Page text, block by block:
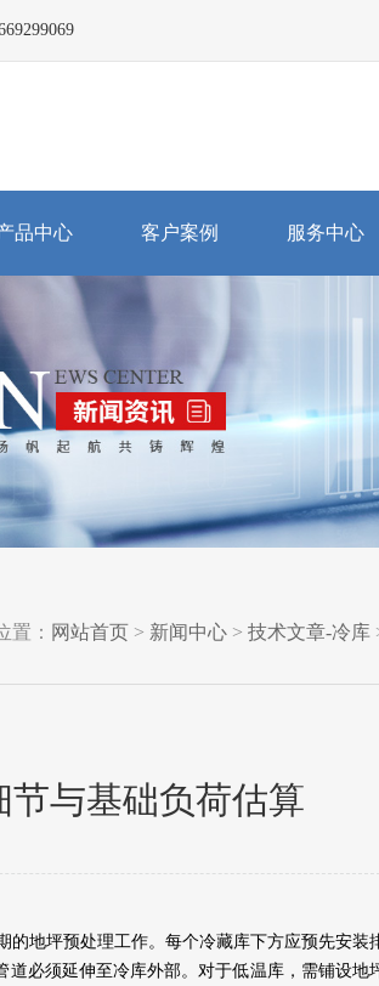
品中心 客户案例 服务中心
置： 网站首页 > 新闻中心 > 技术文章-冷库
与基础负荷估算
的地坪预处理工作。每个冷藏库下方应预先安装
必须延伸至冷库外部。对于低温库，需铺设地